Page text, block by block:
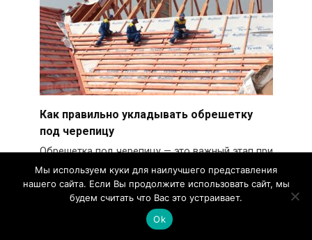
Как правильно укладывать обрешетку
под черепицу
Обрешетка под черепицу — это важный этап при
укладке кровли. Она представляет собой
основание
2.8k.
Мы используем куки для наилучшего представления
нашего сайта. Если Вы продолжите использовать сайт, мы
будем считать что Вас это устраивает.
Ok